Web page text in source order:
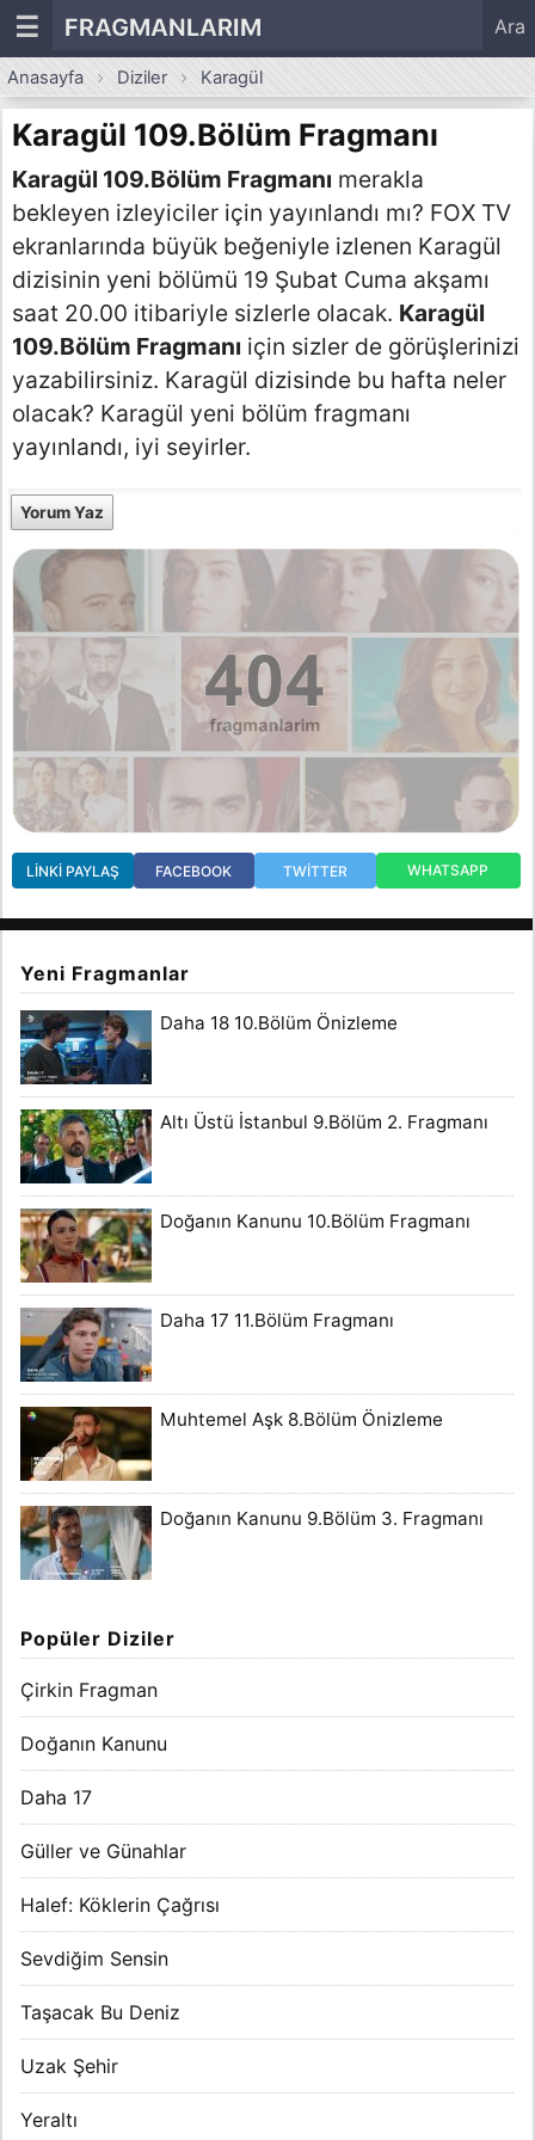
☰ FRAGMANLARIM Ara
Anasayfa Diziler Karagül
Karagül 109.Bölüm Fragmanı
Karagül 109.Bölüm Fragmanı merakla
bekleyen izleyiciler için yayınlandı mı? FOX TV
ekranlarında büyük beğeniyle izlenen Karagül
dizisinin yeni bölümü 19 Şubat Cuma akşamı
saat 20.00 itibariyle sizlerle olacak. Karagül
109.Bölüm Fragmanı için sizler de görüşlerinizi
yazabilirsiniz. Karagül dizisinde bu hafta neler
olacak? Karagül yeni bölüm fragmanı
yayınlandı, iyi seyirler.
Yorum Yaz
LINKI PAYLAŞ FACEBOOK TWITTER WHATSAPP
Yeni Fragmanlar
Daha 18 10.Bölüm Önizleme
Altı Üstü İstanbul 9.Bölüm 2. Fragmanı
Doğanın Kanunu 10.Bölüm Fragmanı
Daha 17 11.Bölüm Fragmanı
Muhtemel Aşk 8.Bölüm Önizleme
Doğanın Kanunu 9.Bölüm 3. Fragmanı
Popüler Diziler
Çirkin Fragman
Doğanın Kanunu
Daha 17
Güller ve Günahlar
Halef: Köklerin Çağrısı
Sevdiğim Sensin
Taşacak Bu Deniz
Uzak Şehir
Yeraltı